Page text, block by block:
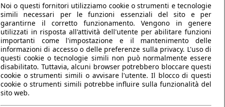
Noi o questi fornitori utilizziamo cookie o strumenti e tecnologie
simili necessari per le funzioni essenziali del sito e per
garantirne il corretto funzionamento. Vengono in genere
utilizzati in risposta all'attività dell'utente per abilitare funzioni
importanti come l'impostazione e il mantenimento delle
informazioni di accesso o delle preferenze sulla privacy. L'uso di
questi cookie o tecnologie simili non può normalmente essere
disabilitato. Tuttavia, alcuni browser potrebbero bloccare questi
cookie o strumenti simili o avvisare l'utente. Il blocco di questi
cookie o strumenti simili potrebbe influire sulla funzionalità del
sito web.